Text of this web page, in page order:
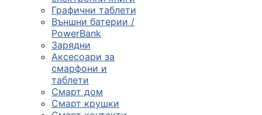
Графични таблети
Външни батерии /
PowerBank
Зарядни
Аксесоари за
смарфони и
таблети
Смарт дом
Смарт крушки